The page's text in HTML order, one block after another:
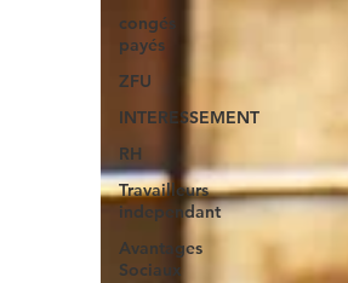
congés
payés
ZFU
INTERESSEMENT
RH
Travailleurs
independant
Avantages
Sociaux